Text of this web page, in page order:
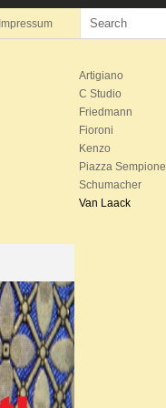
Impressum
Artigiano
C Studio
Friedmann
Fioroni
Kenzo
Piazza Sempione
Schumacher
Van Laack